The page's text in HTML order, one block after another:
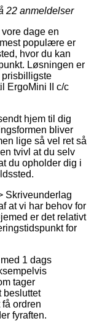
22 anmeldelser
dage en
populære er
hvor du kan
Løsningen er
prisbilligste
ErgoMini II c/c
hjem til dig
bliver
lige så vel ret så
tvivl at du selv
du opholder dig i
Skriveunderlag
at vi har behov for
er det relativt
for
1 dags
tager
besluttet
ordren
fyraften.